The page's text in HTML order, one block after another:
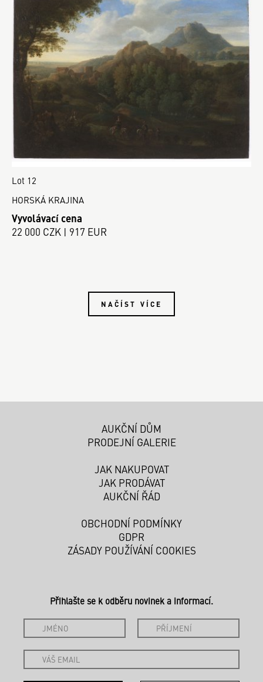
Lot 12
HORSKÁ KRAJINA
Vyvolávací cena
22 000 CZK | 917 EUR
NAČÍST VÍCE
AUKČNÍ DŮM
PRODEJNÍ GALERIE
JAK NAKUPOVAT
JAK PRODÁVAT
AUKČNÍ ŘÁD
OBCHODNÍ PODMÍNKY
GDPR
ZÁSADY POUŽÍVÁNÍ COOKIES
Přihlašte se k odběru novinek a informací.